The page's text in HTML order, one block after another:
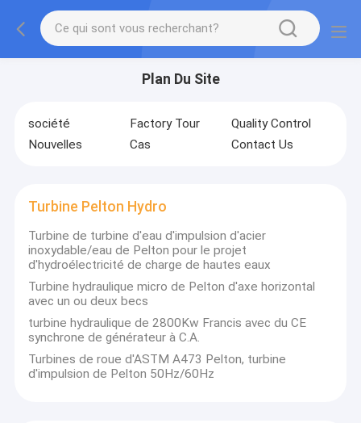
Plan Du Site
société Factory Tour
Quality Control
Nouvelles
Cas Contact Us
Turbine Pelton Hydro
Turbine de turbine d'eau d'impulsion d'acier
inoxydable/eau de Pelton pour le projet
d'hydroélectricité de charge de hautes eaux
Turbine hydraulique micro de Pelton d'axe horizontal
avec un ou deux becs
turbine hydraulique de 2800Kw Francis avec du CE
synchrone de générateur à C.A.
Turbines de roue d'ASTM A473 Pelton, turbine
d'impulsion de Pelton 50Hz/60Hz